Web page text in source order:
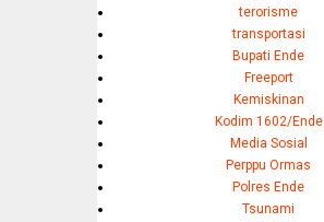
terorisme
transportasi
Bupati Ende
Freeport
Kemiskinan
Kodim 1602/Ende
Media Sosial
Perppu Ormas
Polres Ende
Tsunami